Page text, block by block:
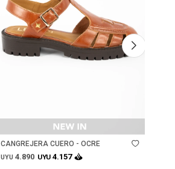
Talle
CANGREJERA CUERO - OCRE
UYU 4.890 UYU 4.157